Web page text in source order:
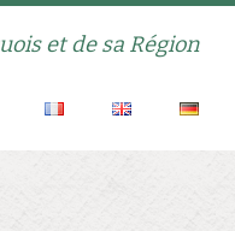
et de sa Région